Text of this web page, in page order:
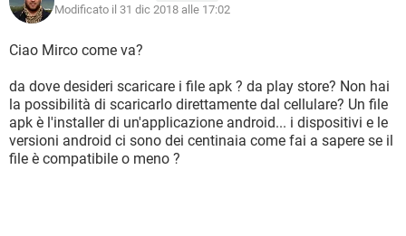
Modificato il 31 dic 2018 alle 17:02
Ciao Mirco come va?
da dove desideri scaricare i file apk ? da play store? Non hai
la possibilità di scaricarlo direttamente dal cellulare? Un file
apk è l'installer di un'applicazione android... i dispositivi e le
versioni android ci sono dei centinaia come fai a sapere se il
file è compatibile o meno ?